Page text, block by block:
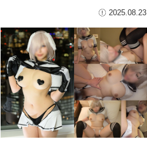
2025.08.23